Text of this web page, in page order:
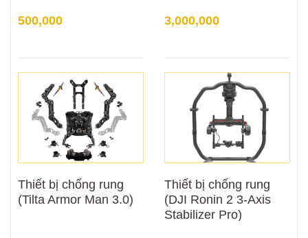
500,000 3,000,000
Thiết bị chống rung
(Tilta Armor Man 3.0)
Thiết bị chống rung
(DJI Ronin 2 3-Axis
Stabilizer Pro)